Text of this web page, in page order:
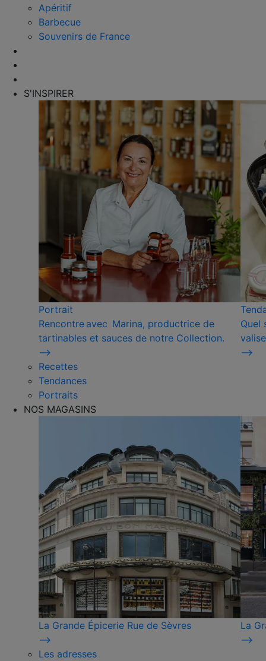
Apéritif
Barbecue
Souvenirs de France
S'INSPIRER
Portrait
Rencontre avec Marina, productrice de
tartinables et sauces de notre Collection.
⟶
Quel
⟶
Recettes
Tendances
Portraits
NOS MAGASINS
La Grande Épicerie Rue de Sèvres
⟶
La
⟶
Les adresses